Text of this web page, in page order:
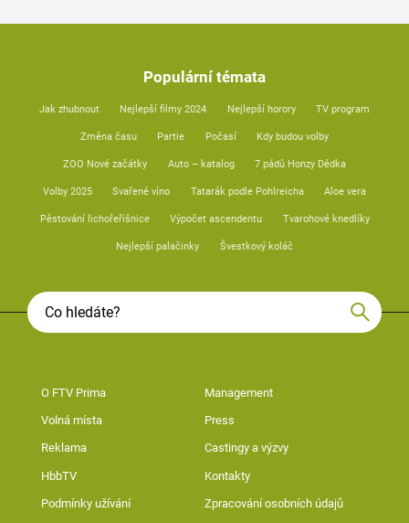
Populární témata
Jak zhubnout Nejlepší filmy 2024 Nejlepší horory TV program
Změna času Partie Počasí Kdy budou volby
ZOO Nové začátky Auto – katalog 7 pádů Honzy Dědka
Volby 2025 Svařené víno Tatarák podle Pohlreicha Aloe vera
Pěstování lichořeřišnice Výpočet ascendentu Tvarohové knedlíky
Nejlepší palačinky Švestkový koláč
O FTV Prima Management
Volná místa Press
Reklama Castingy a výzvy
HbbTV Kontakty
Podmínky užívání Zpracování osobních údajů